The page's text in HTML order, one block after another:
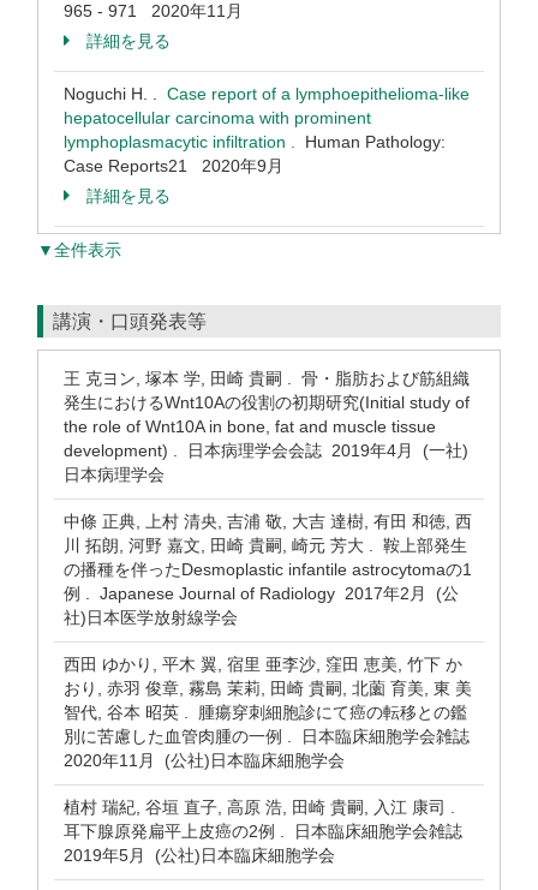
965 - 971 2020年11月
詳細を見る
Noguchi H. . Case report of a lymphoepithelioma-like
hepatocellular carcinoma with prominent
lymphoplasmacytic infiltration . Human Pathology:
Case Reports21 2020年9月
詳細を見る
▼全件表示
講演・口頭発表等
王 克ヨン, 塚本 学, 田崎 貴嗣 . 骨・脂肪および筋組織
発生におけるWnt10Aの役割の初期研究(Initial study of
the role of Wnt10A in bone, fat and muscle tissue
development) . 日本病理学会会誌 2019年4月 (一社)
日本病理学会
中條 正典, 上村 清央, 吉浦 敬, 大吉 達樹, 有田 和徳, 西
川 拓朗, 河野 嘉文, 田崎 貴嗣, 崎元 芳大 . 鞍上部発生
の播種を伴ったDesmoplastic infantile astrocytomaの1
例 . Japanese Journal of Radiology 2017年2月 (公
社)日本医学放射線学会
西田 ゆかり, 平木 翼, 宿里 亜李沙, 窪田 恵美, 竹下 か
おり, 赤羽 俊章, 霧島 茉莉, 田崎 貴嗣, 北薗 育美, 東 美
智代, 谷本 昭英 . 腫瘍穿刺細胞診にて癌の転移との鑑
別に苦慮した血管肉腫の一例 . 日本臨床細胞学会雑誌
2020年11月 (公社)日本臨床細胞学会
植村 瑞紀, 谷垣 直子, 高原 浩, 田崎 貴嗣, 入江 康司 .
耳下腺原発扁平上皮癌の2例 . 日本臨床細胞学会雑誌
2019年5月 (公社)日本臨床細胞学会